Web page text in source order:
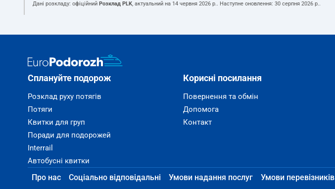
Дані розкладу: офіційний Розклад PLK, актуальний на 14 червня 2026 р.. Наступне оновлення: 30 серпня 2026 р..
Сплануйте подорож
Розклад руху потягів
Потяги
Квитки для груп
Поради для подорожей
Interrail
Автобусні квитки
Корисні посилання
Повернення та обмін
Допомога
Контакт
Про нас Соціально відповідальні Умови надання послуг Умови перевізників